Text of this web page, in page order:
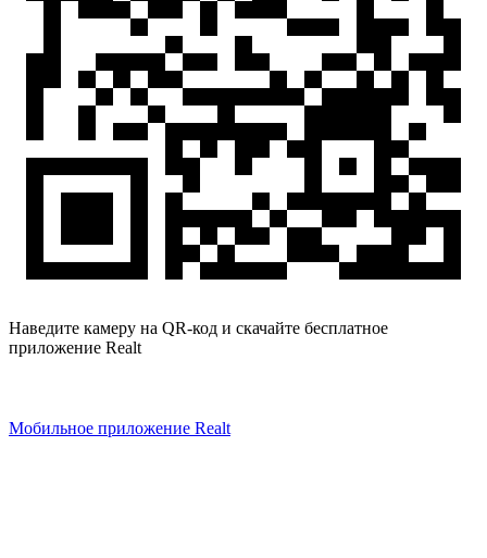
Наведите камеру на QR-код и скачайте бесплатное
приложение Realt
Мобильное приложение Realt